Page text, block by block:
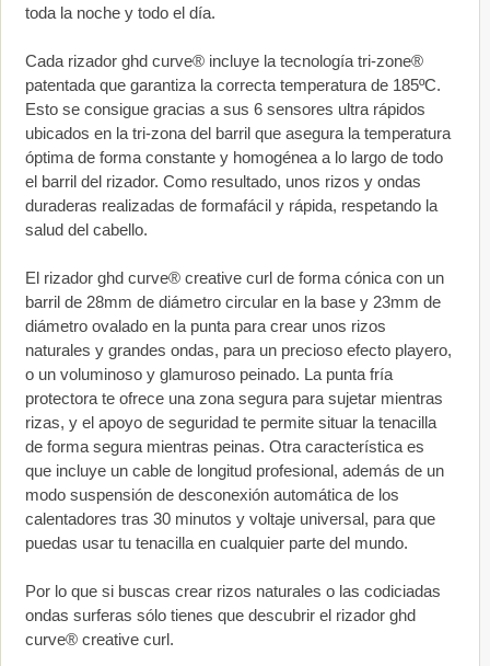
toda la noche y todo el día.
Cada rizador ghd curve® incluye la tecnología tri-zone®
patentada que garantiza la correcta temperatura de 185ºC.
Esto se consigue gracias a sus 6 sensores ultra rápidos
ubicados en la tri-zona del barril que asegura la temperatura
óptima de forma constante y homogénea a lo largo de todo
el barril del rizador. Como resultado, unos rizos y ondas
duraderas realizadas de formafácil y rápida, respetando la
salud del cabello.
El rizador ghd curve® creative curl de forma cónica con un
barril de 28mm de diámetro circular en la base y 23mm de
diámetro ovalado en la punta para crear unos rizos
naturales y grandes ondas, para un precioso efecto playero,
o un voluminoso y glamuroso peinado. La punta fría
protectora te ofrece una zona segura para sujetar mientras
rizas, y el apoyo de seguridad te permite situar la tenacilla
de forma segura mientras peinas. Otra característica es
que incluye un cable de longitud profesional, además de un
modo suspensión de desconexión automática de los
calentadores tras 30 minutos y voltaje universal, para que
puedas usar tu tenacilla en cualquier parte del mundo.
Por lo que si buscas crear rizos naturales o las codiciadas
ondas surferas sólo tienes que descubrir el rizador ghd
curve® creative curl.